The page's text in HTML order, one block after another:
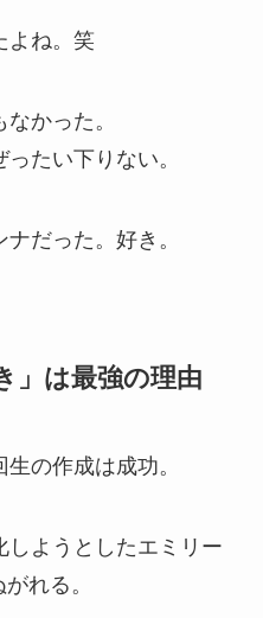
よね。笑
かった。
たい下りない。
だった。好き。
は最強の理由
の作成は成功。
しようとしたエミリー
れる。